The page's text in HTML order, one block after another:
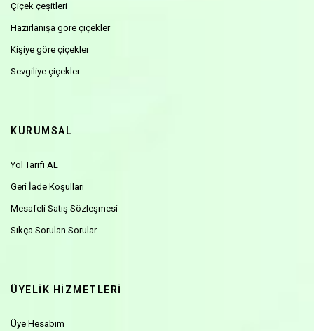
Çiçek çeşitleri
Hazırlanışa göre çiçekler
Kişiye göre çiçekler
Sevgiliye çiçekler
KURUMSAL
Yol Tarifi AL
Geri İade Koşulları
Mesafeli Satış Sözleşmesi
Sıkça Sorulan Sorular
ÜYELİK HİZMETLERİ
Üye Hesabım